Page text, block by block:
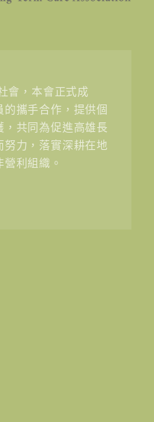
會，本會正式成
攜手合作，提供個
，共同為促進高雄長
努力，落實深耕在地
利組織。